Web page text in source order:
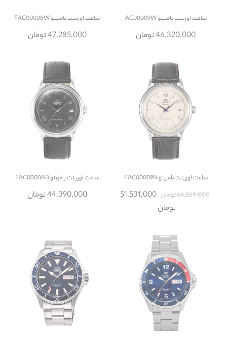
ساعتاورینت بامبینو AC00009W
46,320,000 تومان
ساعتاورینت بامبینو FAC00008W
47,285,000 تومان
ساعتاورینت بامبینو FAC00009N
64,269,000 تومان
51,531,000
تومان
ساعتاورینت بامبینو FAC0000AB
44,390,000 تومان